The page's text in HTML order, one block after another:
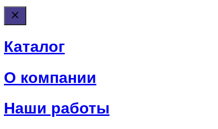
Каталог
О компании
Наши работы